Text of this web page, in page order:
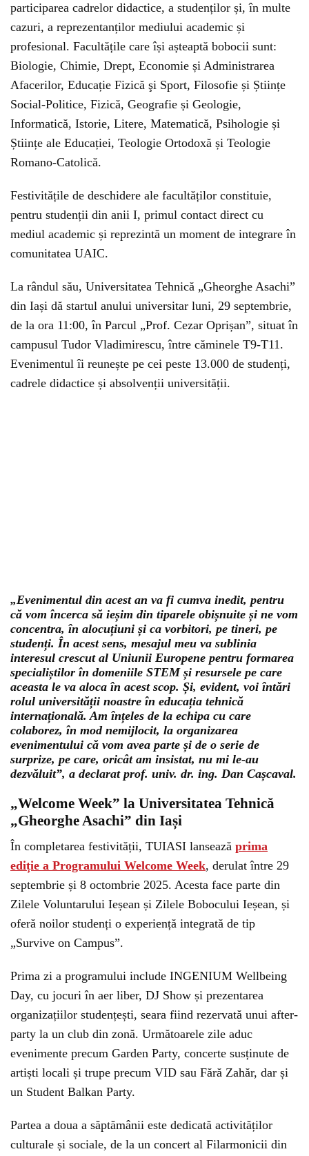
participarea cadrelor didactice, a studenților și, în multe
cazuri, a reprezentanților mediului academic și
profesional. Facultățile care își așteaptă bobocii sunt:
Biologie, Chimie, Drept, Economie și Administrarea
Afacerilor, Educație Fizică şi Sport, Filosofie și Științe
Social-Politice, Fizică, Geografie și Geologie,
Informatică, Istorie, Litere, Matematică, Psihologie și
Științe ale Educației, Teologie Ortodoxă și Teologie
Romano-Catolică.
Festivitățile de deschidere ale facultăților constituie,
pentru studenții din anii I, primul contact direct cu
mediul academic și reprezintă un moment de integrare în
comunitatea UAIC.
La rândul său, Universitatea Tehnică „Gheorghe Asachi”
din Iași dă startul anului universitar luni, 29 septembrie,
de la ora 11:00, în Parcul „Prof. Cezar Oprișan”, situat în
campusul Tudor Vladimirescu, între căminele T9-T11.
Evenimentul îi reunește pe cei peste 13.000 de studenți,
cadrele didactice și absolvenții universității.
„Evenimentul din acest an va fi cumva inedit, pentru
că vom încerca să ieșim din tiparele obișnuite și ne vom
concentra, în alocuțiuni și ca vorbitori, pe tineri, pe
studenți. În acest sens, mesajul meu va sublinia
interesul crescut al Uniunii Europene pentru formarea
specialiștilor în domeniile STEM și resursele pe care
aceasta le va aloca în acest scop. Și, evident, voi întări
rolul universității noastre în educația tehnică
internațională. Am înțeles de la echipa cu care
colaborez, în mod nemijlocit, la organizarea
evenimentului că vom avea parte și de o serie de
surprize, pe care, oricât am insistat, nu mi le-au
dezvăluit”, a declarat prof. univ. dr. ing. Dan Cașcaval.
„Welcome Week” la Universitatea Tehnică
„Gheorghe Asachi” din Iași
În completarea festivității, TUIASI lansează prima
ediție a Programului Welcome Week, derulat între 29
septembrie și 8 octombrie 2025. Acesta face parte din
Zilele Voluntarului Ieșean și Zilele Bobocului Ieșean, și
oferă noilor studenți o experiență integrată de tip
„Survive on Campus”.
Prima zi a programului include INGENIUM Wellbeing
Day, cu jocuri în aer liber, DJ Show și prezentarea
organizațiilor studențești, seara fiind rezervată unui after-
party la un club din zonă. Următoarele zile aduc
evenimente precum Garden Party, concerte susținute de
artiști locali și trupe precum VID sau Fără Zahăr, dar și
un Student Balkan Party.
Partea a doua a săptămânii este dedicată activităților
culturale și sociale, de la un concert al Filarmonicii din